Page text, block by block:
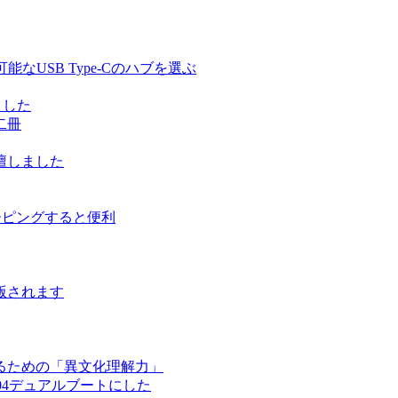
能なUSB Type-Cのハブを選ぶ
した
冊
しました
ングすると便利
されます
めの「異文化理解力」
デュアルブートにした